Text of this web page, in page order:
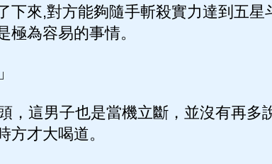
下來,對方能夠隨手斬殺實力達到五
極為容易的事情。
，這男子也是當機立斷，並沒有再多
方才大喝道。